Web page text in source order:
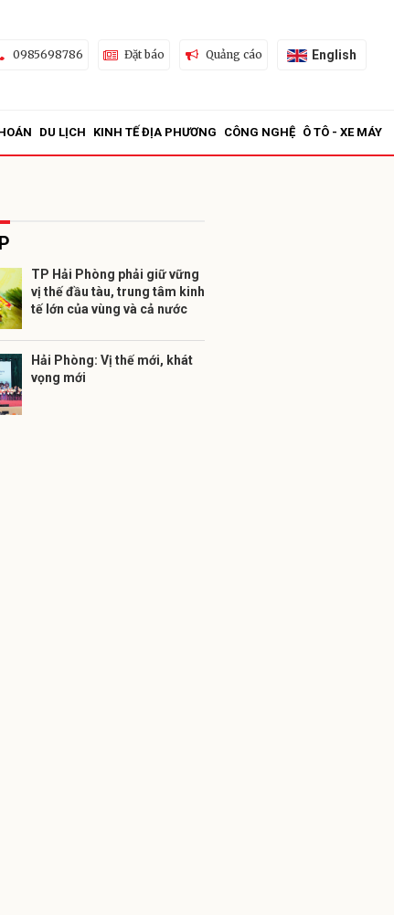
0985698786 Đặt báo Quảng cáo English
DU LỊCH KINH TẾ ĐỊA PHƯƠNG CÔNG NGHỆ Ô TÔ - XE MÁY
TP Hải Phòng phải giữ vững
vị thế đầu tàu, trung tâm kinh
tế lớn của vùng và cả nước
Hải Phòng: Vị thế mới, khát
vọng mới